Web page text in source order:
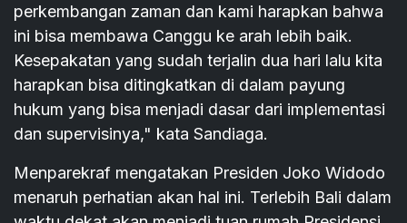
perkembangan zaman dan kami harapkan bahwa
ini bisa membawa Canggu ke arah lebih baik.
Kesepakatan yang sudah terjalin dua hari lalu kita
harapkan bisa ditingkatkan di dalam payung
hukum yang bisa menjadi dasar dari implementasi
dan supervisinya," kata Sandiaga.
Menparekraf mengatakan Presiden Joko Widodo
menaruh perhatian akan hal ini. Terlebih Bali dalam